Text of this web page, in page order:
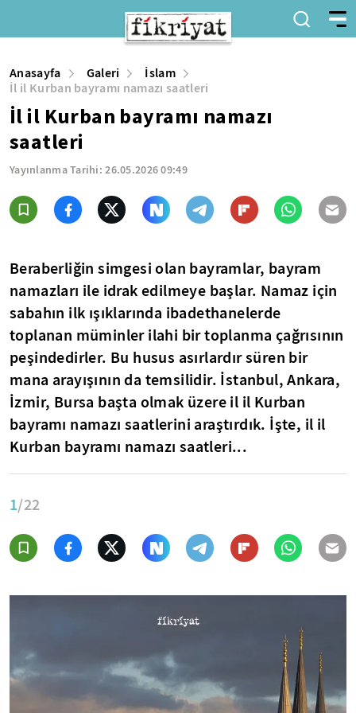
Anasayfa Galeri
İslam
İl il Kurban bayramı namazı saatleri
İl il Kurban bayramı namazı
saatleri
Yayınlanma Tarihi:26.05.2026 09:49
Beraberliğin simgesi olan bayramlar, bayram
namazları ile idrak edilmeye başlar. Namaz için
sabahın ilk ışıklarında ibadethanelerde
toplanan müminler ilahi bir toplanma çağrısının
peşindedirler. Bu husus asırlardır süren bir
mana arayışının da temsilidir. İstanbul, Ankara,
İzmir, Bursa başta olmak üzere il il Kurban
bayramı namazı saatlerini araştırdık. İşte, il il
Kurban bayramı namazı saatleri...
1/22